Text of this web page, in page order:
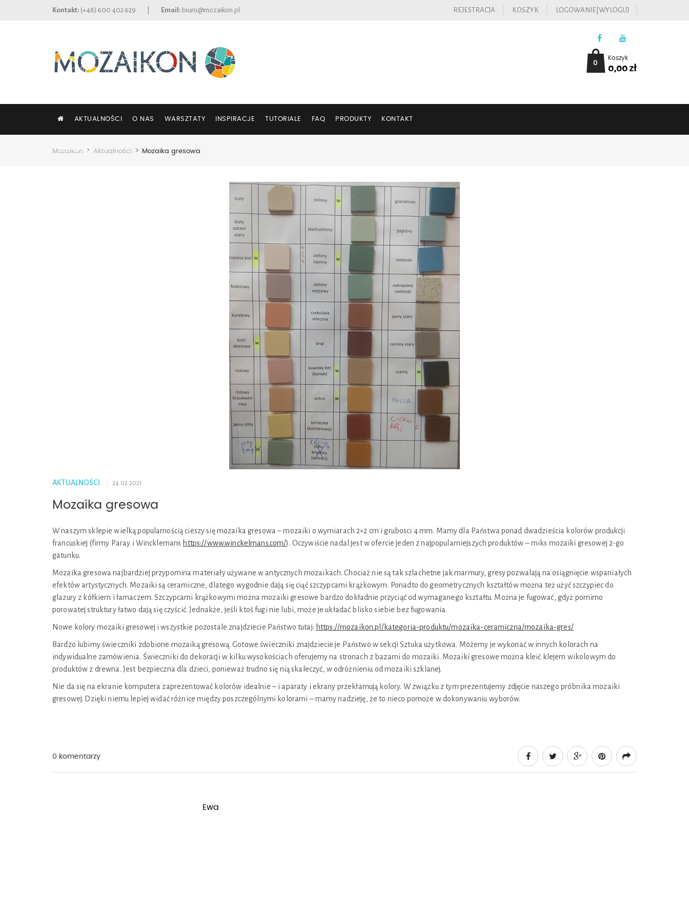
Kontakt: (+48) 600 402 629 Email: biuro@mozaikon.pl REJESTRACJA KOSZYK LOGOWANIE|WYLOGUJ
Koszyk
0,00zł
0
AKTUALNOŚCI O NAS WARSZTATY INSPIRACJE TUTORIALE FAQ PRODUKTY KONTAKT
SZUKAJ
Mozaikon > Aktualności > Mozaika gresowa
AKTUALNOŚCI 24.02.2021
Mozaika gresowa
W naszym sklepie wielką popularnością cieszy się mozaika gresowa – mozaiki o wymiarach 2×2 cm i grubosci 4 mm. Mamy dla Państwa ponad dwadzieścia kolorów produkcji
francuskiej (firmy Paray i Wincklemans https://www.winckelmans.com/). Oczywiście nadal jest w ofercie jeden z najpopularniejszych produktów – miks mozaiki gresowej 2-go
gatunku.
Mozaika gresowa najbardziej przypomina materiały używane w antycznych mozaikach. Chociaż nie są tak szlachetne jak marmury, gresy pozwalają na osiągnięcie wspaniałych
efektów artystycznych. Mozaiki są ceramiczne, dlatego wygodnie dają się ciąć szczypcami krążkowym. Ponadto do geometrycznych kształtów można też użyć szczypiec do
glazury z kółkiem i łamaczem. Szczypcami krążkowymi można mozaiki gresowe bardzo dokładnie przyciąć od wymaganego kształtu. Można je fugować, gdyż pomimo
porowatej struktury łatwo dają się czyścić. Jednakże, jeśli ktoś fugi nie lubi, może je układać blisko siebie bez fugowania.
Nowe kolory mozaiki gresowej i wszystkie pozostale znajdziecie Państwo tutaj: https://mozaikon.pl/kategoria-produktu/mozaika-ceramiczna/mozaika-gres/
Bardzo lubimy świeczniki zdobione mozaiką gresową. Gotowe świeczniki znajdziecie je Państwo w sekcji Sztuka użytkowa. Możemy je wykonać w innych kolorach na
indywidualne zamówienia. Świeczniki do dekoracji w kilku wysokościach oferujemy na stronach z bazami do mozaiki. Mozaiki gresowe można kleić klejem wikolowym do
produktów z drewna. Jest bezpieczna dla dzieci, ponieważ trudno się nią skaleczyć, w odróżnieniu od mozaiki szklanej.
Nie da się na ekranie komputera zaprezentować kolorów idealnie – i aparaty i ekrany przekłamują kolory. W związku z tym prezentujemy zdjęcie naszego próbnika mozaiki
gresowej. Dzięki niemu lepiej widać różnice między poszczególnymi kolorami – mamy nadzieję, że to nieco pomoże w dokonywaniu wyborów.
0 komentarzy
Ewa